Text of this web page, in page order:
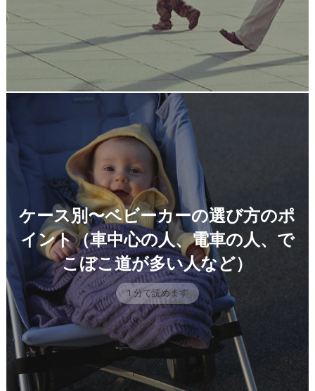
ケース別〜ベビーカーの選び方のポ
イント（車中心の人、電車の人、で
こぼこ道が多い人など）
1 分で読めます